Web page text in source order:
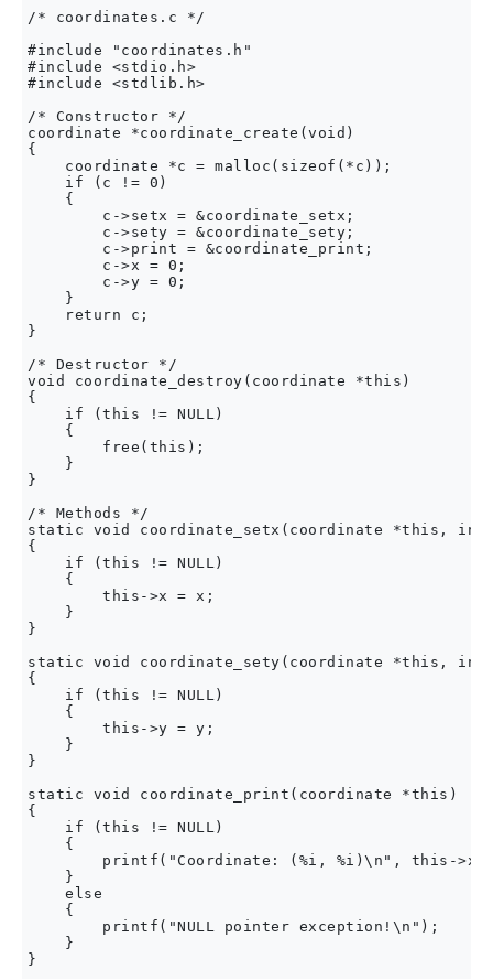
/* coordinates.c */
#include "coordinates.h"
#include <stdio.h>
#include <stdlib.h>
/* Constructor */
coordinate *coordinate_create(void)
{
    coordinate *c = malloc(sizeof(*c));
    if (c != 0)
    {
        c->setx = &coordinate_setx;
        c->sety = &coordinate_sety;
        c->print = &coordinate_print;
        c->x = 0;
        c->y = 0;
    }
    return c;
}
/* Destructor */
void coordinate_destroy(coordinate *this)
{
    if (this != NULL)
    {
        free(this);
    }
}
/* Methods */
static void coordinate_setx(coordinate *this, int
{
    if (this != NULL)
    {
        this->x = x;
    }
}
static void coordinate_sety(coordinate *this, int
{
    if (this != NULL)
    {
        this->y = y;
    }
}
static void coordinate_print(coordinate *this)
{
    if (this != NULL)
    {
printf("Coordinate: (%i, %i)\n", this->x,
    }
    else
    {
        printf("NULL pointer exception!\n");
    }